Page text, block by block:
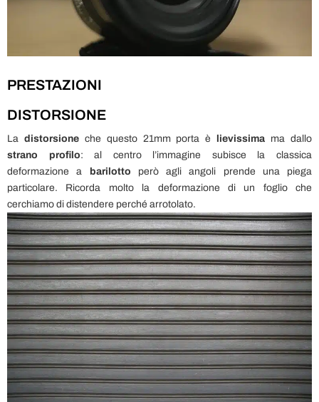
PRESTAZIONI
DISTORSIONE
La distorsioneche questo 21mm porta è lievissima ma dallo
strano profilo: al centro l’immagine subisce la classica
deformazione a
barilotto però agli angoli prende una piega
particolare. Ricorda molto la deformazione di un foglio che
cerchiamo di distendere perché arrotolato.